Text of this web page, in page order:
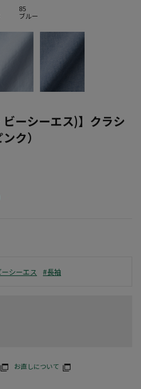
85
ブルー
ビーシーエス)】クラシ
ク）
シーエス #長袖
お直しについて